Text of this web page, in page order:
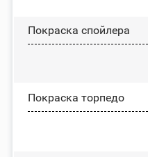
Покраска спойлера
Покраска торпедо